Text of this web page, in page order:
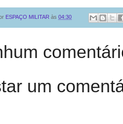
ESPAÇO MILITAR às 04:30
um